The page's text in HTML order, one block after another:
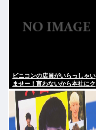
ビニコンの店員がいらっしゃい
ませー！言わないから本社にク
レームいれてやりましたよ！
www